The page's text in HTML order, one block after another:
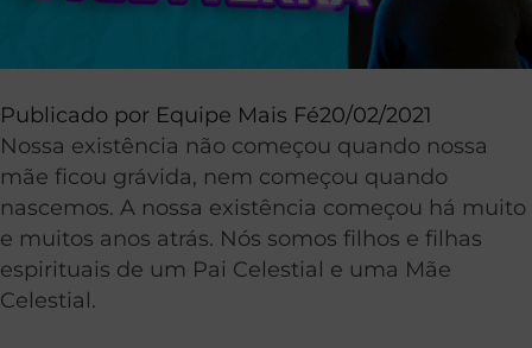
Publicado por Equipe Mais Fé20/02/2021
Nossa existência não começou quando nossa
mãe ficou grávida, nem começou quando
nascemos. A nossa existência começou há muito
e muitos anos atrás. Nós somos filhos e filhas
espirituais de um Pai Celestial e uma Mãe
Celestial.